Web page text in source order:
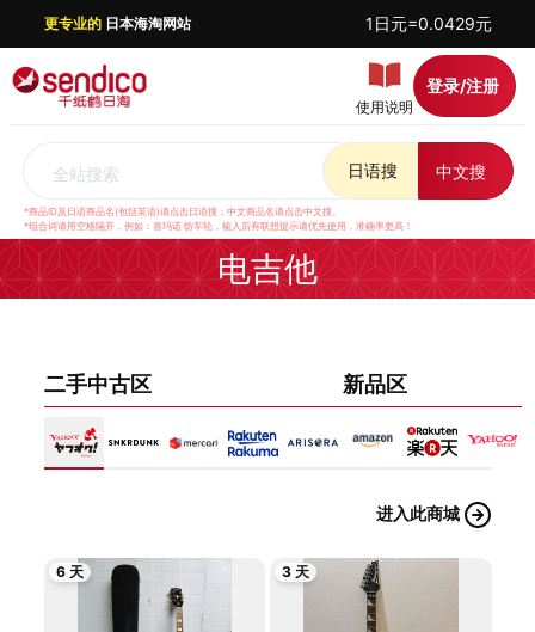
更专业的日本海淘网站 1日元=0.0429元
使用说明
登录/注册
全站搜索 日语搜 中文搜
*商品ID及日语商品名(包括英语)请点击日语搜；中文商品名请点击中文搜。
*组合词请用空格隔开，例如：喜玛诺 纺车轮，输入后有联想提示请优先使用，准确率更高！
电吉他
二手中古区 新品区
进入此商城
6 天 3 天